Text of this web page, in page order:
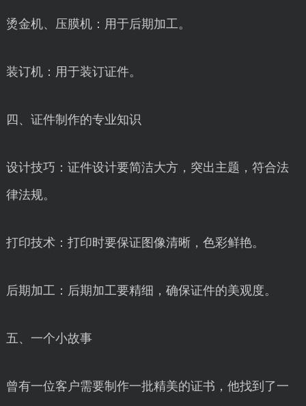
烫金机、压膜机：用于后期加工。
装订机：用于装订证件。
四、证件制作的专业知识
设计技巧：证件设计要简洁大方，突出主题，符合法
律法规。
打印技术：打印时要保证图像清晰，色彩鲜艳。
后期加工：后期加工要精细，确保证件的美观度。
五、一个小故事
曾有一位客户需要制作一批精美的证书，他找到了一